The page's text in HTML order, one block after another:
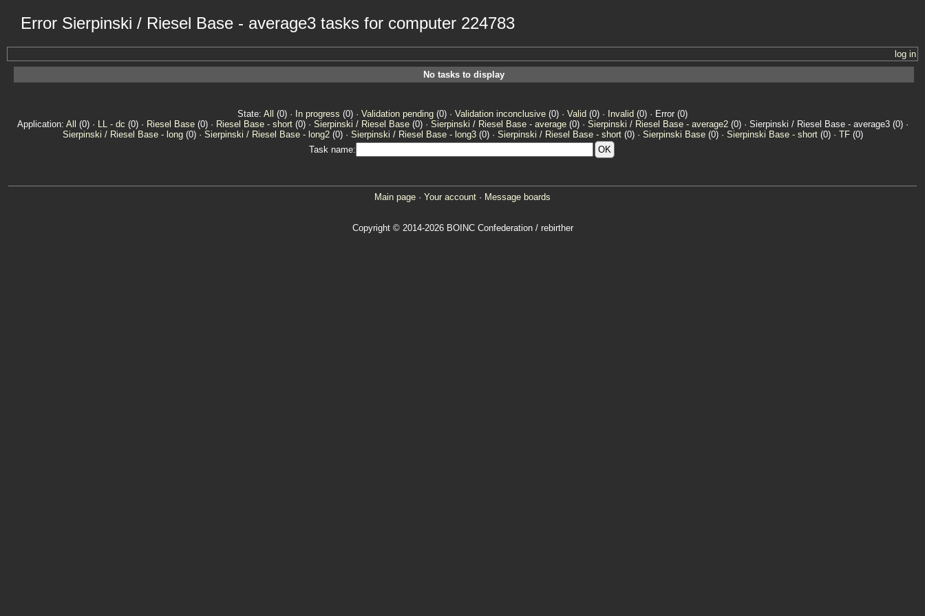
Error Sierpinski / Riesel Base - average3 tasks for computer 224783
log in
No tasks to display
State: All (0) · In progress (0) · Validation pending (0) · Validation inconclusive (0) · Valid (0) · Invalid (0) · Error (0)
Application: All (0) · LL - dc (0) · Riesel Base(0) · Riesel Base - short(0) · Sierpinski / Riesel Base(0) · Sierpinski / Riesel Base - average(0) · Sierpinski / Riesel Base - average2(0) · Sierpinski / Riesel Base - average3 (0) ·
Sierpinski / Riesel Base - long(0) · Sierpinski / Riesel Base - long2(0) · Sierpinski / Riesel Base - long3(0) · Sierpinski / Riesel Base - short(0) · Sierpinski Base(0) · Sierpinski Base - short(0) · TF(0)
Task name:
Main page · Your account · Message boards
Copyright © 2014-2026 BOINC Confederation / rebirther